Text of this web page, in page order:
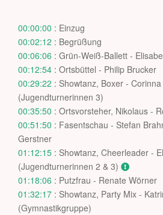
00:00:00 : Einzug
00:02:12 : Begrüßung
00:06:06 : Grün-Weiß-Ballett -
00:12:54 : Ortsbüttel - Philip Brucker
00:29:22 : Showtanz, Boxer -
(Jugendturnerinnen 3)
00:35:50 : Ortsvorsteher, Nikolaus -
00:51:50 : Fasentschau - Stefan
Gerstner
01:12:15 : Showtanz, Cheerleader -
(Jugendturnerinnen 2 & 3)
01:18:06 : Putzfrau - Renate Wörner
01:32:17 : Showtanz, Party Mix -
(Gymnastikgruppe)